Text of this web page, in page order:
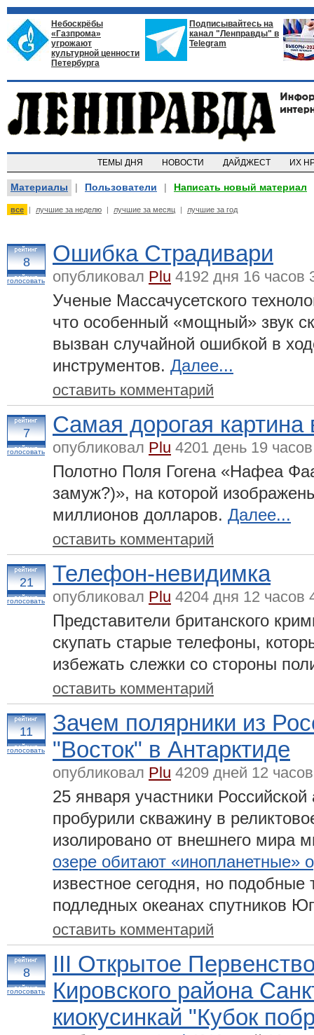
Небоскрёбы
«Газпрома»
угрожают
культурной ценности
Петербурга
Подписывайтесь на
канал "Ленправды" в
Telegram
ТЕМЫ ДНЯ НОВОСТИ ДАЙДЖЕСТ ИХ
Материалы | Пользователи | Написать новый материал
все | лучшие за неделю | лучшие за месяц | лучшие за год
8
голосовать
Ошибка Страдивари
опубликовал Plu 4192 дня 16 часов
Ученые Массачусетского
что особенный «мощный» звук
вызван случайной ошибкой в
инструментов. Далее...
оставить комментарий
7
голосовать
Самая дорогая картина
опубликовал Plu 4201 день 19
Полотно Поля Гогена «Нафеа
замуж?)», на которой
миллионов долларов. Далее...
оставить комментарий
21
голосовать
Телефон-невидимка
опубликовал Plu 4204 дня 12 часов
Представители британского
скупать старые телефоны,
избежать слежки со стороны
оставить комментарий
11
голосовать
Зачем полярники из
"Восток" в Антарктиде
опубликовал Plu 4209 дней 12
25 января участники
пробурили скважину в
изолировано от внешнего мира
озере обитают «инопланетные»
известное сегодня, но
подледных океанах спутников
оставить комментарий
8
голосовать
III Открытое
Кировского района
киокусинкай "Кубок